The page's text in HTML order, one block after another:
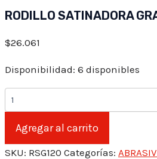
RODILLO SATINADORA
$26.061
Disponibilidad: 6 disponibles
RODILLO
SATINADORA
120Agregar al carrito
SKU: RSG120 Categorías: